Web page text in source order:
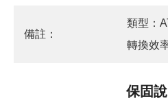
備註：
類型：
轉換效
保固